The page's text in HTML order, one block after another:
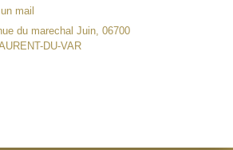
mail
du marechal Juin, 06700
DU-VAR